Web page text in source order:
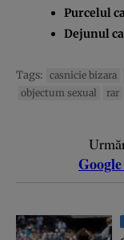
Purcelul
Dejunul
Tags: casnicie bizara
objectum sexual
rar